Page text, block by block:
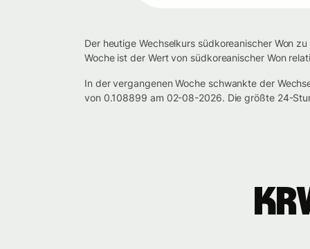
Der heutige Wechselkurs südkoreanischer Won
Woche ist der Wert von südkoreanischer Won
In der vergangenen Woche schwankte der
von 0.108899 am 02-08-2026. Die größte 24-